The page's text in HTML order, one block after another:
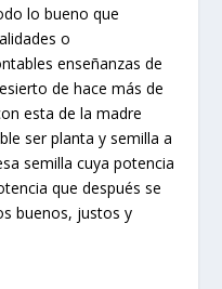
lo bueno que
o
enseñanzas de
de hace más de
esta de la madre
ser planta y semilla a
semilla cuya potencia
que después se
buenos, justos y